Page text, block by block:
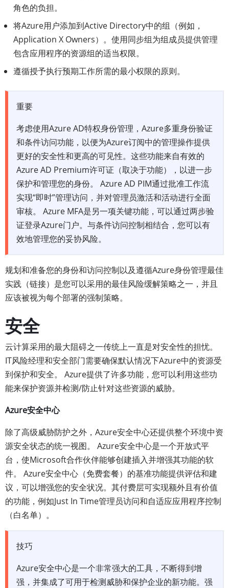
角色的负担。
将Azure用户添加到Active Directory中的组（例如，
Application X Owners）。使用同步组为组成员提供管理
包含应用程序的资源组的适当权限。
遵循授予执行预期工作所需的最小权限的原则。
重要
考虑使用Azure AD特权身份管理，Azure多重身份验证
和条件访问功能，以便为Azure订阅中的管理操作提供
更好的安全性和更高的可见性。这些功能来自有效的
Azure AD Premium许可证（取决于功能），以进一步
保护和管理您的身份。 Azure AD PIM通过批准工作流
实现“即时”管理访问，并对管理员激活和活动进行全面
审核。 Azure MFA是另一项关键功能，可以通过两步验
证登录Azure门户。与条件访问控制相结合，您可以有
效地管理您的妥协风险。
规划和准备您的身份和访问控制以及遵循Azure身份管理最佳
实践（链接）是您可以采用的最佳风险缓解策略之一，并且
应该被视为每个部署的强制策略。
安全
云计算采用的最大阻碍之一传统上一直是对安全性的担忧。
IT风险经理和安全部门需要确保默认情况下Azure中的资源受
到保护和安全。 Azure提供了许多功能，您可以利用这些功
能来保护资源并检测/防止针对这些资源的威胁。
Azure安全中心
除了高级威胁防护之外，Azure安全中心还提供整个环境中资
源安全状态的统一视图。 Azure安全中心是一个开放式平
台，使Microsoft合作伙伴能够创建插入并增强其功能的软
件。 Azure安全中心（免费套餐）的基准功能提供评估和建
议，可以增强您的安全状况。其付费层可实现额外且有价值
的功能，例如Just In Time管理员访问和自适应应用程序控制
（白名单）。
技巧
Azure安全中心是一个非常强大的工具，不断得到增
强，并集成了可用于检测威胁和保护企业的新功能。强